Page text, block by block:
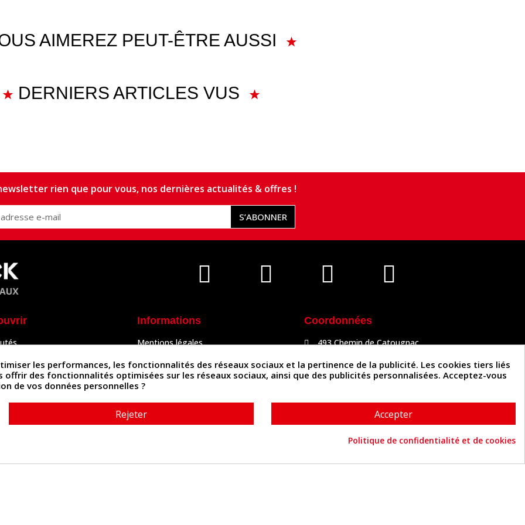
AIMEREZ PEUT-ÊTRE AUSSI
DERNIERS ARTICLES VUS
rien que pour vous, nos dernières actualités & offres !
S’ABONNER
Accessoires
Informations
Mentions légales
Politique de confidentialité
Politique des cookies
Contactez-nous
Coordonnées
493 Chemin de Catougnac
05 63 34 51 88
contact@cuirenstock.com
les performances, les fonctionnalités des réseaux sociaux et la pertinence de la publicité. Les cookies tiers liés
des fonctionnalités optimisées sur les réseaux sociaux, ainsi que des publicités personnalisées. Acceptez-vous
de vos données personnelles ?
Rejeter Accepter
Politique de confidentialité et de cookies